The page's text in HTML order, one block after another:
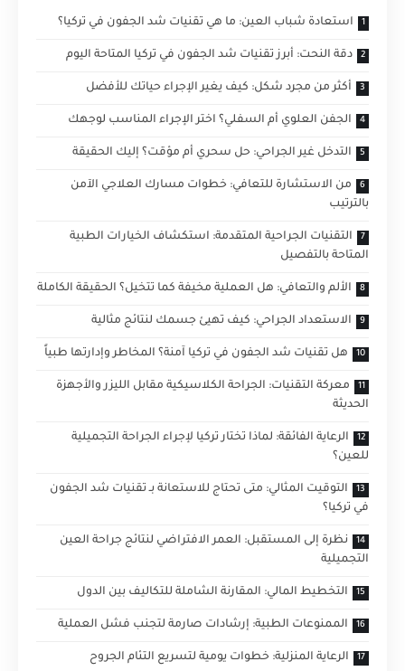
استعادة شباب العين: ما هي تقنيات شد الجفون في تركيا؟
دقة النحت: أبرز تقنيات شد الجفون في تركيا المتاحة اليوم
أكثر من مجرد شكل: كيف يغير الإجراء حياتك للأفضل
الجفن العلوي أم السفلي؟ اختر الإجراء المناسب لوجهك
التدخل غير الجراحي: حل سحري أم مؤقت؟ إليك الحقيقة
من الاستشارة للتعافي: خطوات مسارك العلاجي الآمن
بالترتيب
التقنيات الجراحية المتقدمة: استكشاف الخيارات الطبية
المتاحة بالتفصيل
الألم والتعافي: هل العملية مخيفة كما تتخيل؟ الحقيقة الكاملة
الاستعداد الجراحي: كيف تهيئ جسمك لنتائج مثالية
هل تقنيات شد الجفون في تركيا آمنة؟ المخاطر وإدارتها طبياً
معركة التقنيات: الجراحة الكلاسيكية مقابل الليزر والأجهزة
الحديثة
الرعاية الفائقة: لماذا تختار تركيا لإجراء الجراحة التجميلية
للعين؟
التوقيت المثالي: متى تحتاج للاستعانة بـ تقنيات شد الجفون
في تركيا؟
نظرة إلى المستقبل: العمر الافتراضي لنتائج جراحة العين
التجميلية
التخطيط المالي: المقارنة الشاملة للتكاليف بين الدول
الممنوعات الطبية: إرشادات صارمة لتجنب فشل العملية
الرعاية المنزلية: خطوات يومية لتسريع التئام الجروح